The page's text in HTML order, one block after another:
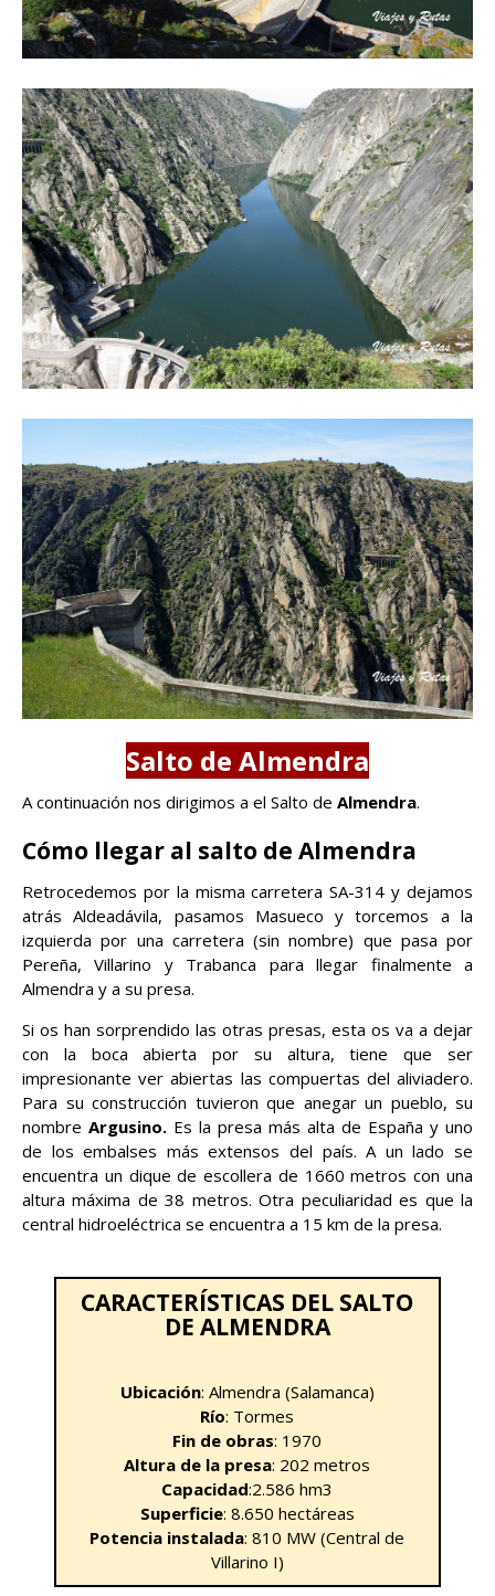
Salto de Almendra
A continuación nos dirigimos a el Salto de Almendra.
Cómo llegar al salto de Almendra
Retrocedemos por la misma carretera SA-314 y dejamos
atrás Aldeadávila, pasamos Masueco y torcemos a la
izquierda por una carretera (sin nombre) que pasa por
Pereña, Villarino y Trabanca para llegar finalmente a
Almendra y a su presa.
Si os han sorprendido las otras presas, esta os va a dejar
con la boca abierta por su altura, tiene que ser
impresionante ver abiertas las compuertas del aliviadero.
Para su construcción tuvieron que anegar un pueblo, su
nombre Argusino. Es la presa más alta de España y uno
de los embalses más extensos del país. A un lado se
encuentra un dique de escollera de 1660 metros con una
altura máxima de 38 metros. Otra peculiaridad es que la
central hidroeléctrica se encuentra a 15 km de la presa.
CARACTERÍSTICAS DEL SALTO
DE ALMENDRA
Ubicación: Almendra (Salamanca)
Río: Tormes
Fin de obras: 1970
Altura de la presa: 202 metros
Capacidad:2.586 hm3
Superficie: 8.650 hectáreas
Potencia instalada: 810 MW (Central de
Villarino I)